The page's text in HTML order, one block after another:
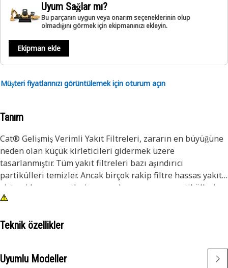
Uyum Sağlar mı?
Bu parçanın uygun veya onarım seçeneklerinin olup
olmadığını görmek için ekipmanınızı ekleyin.
Ekipman ekle
Müşteri fiyatlarınızı görüntülemek için oturum açın
Tanım
Cat® Gelişmiş Verimli Yakıt Filtreleri, zararın en büyüğüne
neden olan küçük kirleticileri gidermek üzere
tasarlanmıştır. Tüm yakıt filtreleri bazı aşındırıcı
partikülleri temizler. Ancak birçok rakip filtre hassas yakıt
sistemi komponentlerine en çok zarar veren partikülleri
yakalamada ve tutmada etkili değildir. Caterpillar
koruma sağladığını kanıtlamaktadır. Tüm Cat makineler
Filtrelerimiz yalnızca performansı artırmakla kalmaz, aynı
zamanda hayati komponentleri koruyarak daha uzun ömür
Teknik özellikler
Uyumlu Modeller